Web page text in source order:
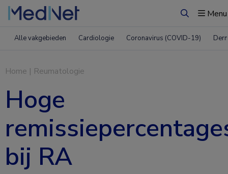
ZoekenMenu
Alle vakgebieden Cardiologie Coronavirus (COVID-19)
Home | Reumatologie
Hoge
bij RA